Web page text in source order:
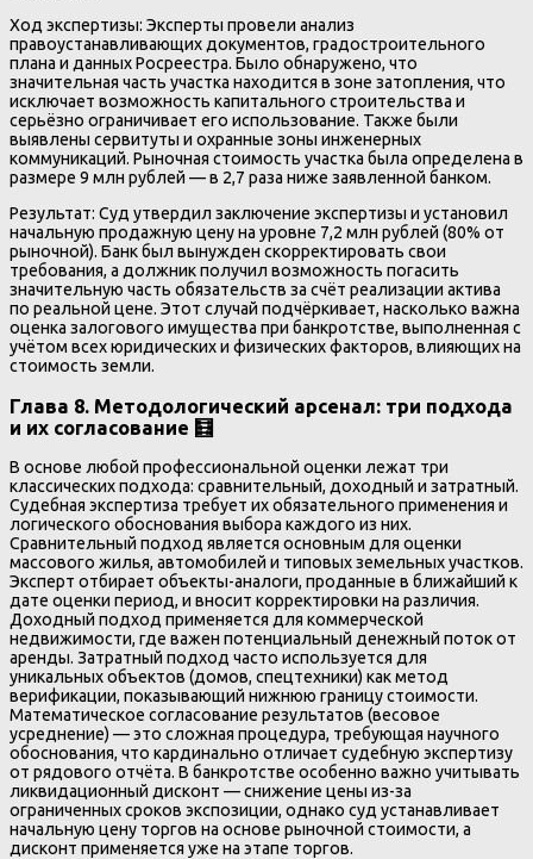
Ход экспертизы: Эксперты провели анализ
правоустанавливающих документов, градостроительного
плана и данных Росреестра. Было обнаружено, что
значительная часть участка находится в зоне затопления, что
исключает возможность капитального строительства и
серьёзно ограничивает его использование. Также были
выявлены сервитуты и охранные зоны инженерных
коммуникаций. Рыночная стоимость участка была определена в
размере 9 млн рублей — в 2,7 раза ниже заявленной банком.
Результат: Суд утвердил заключение экспертизы и установил
начальную продажную цену на уровне 7,2 млн рублей (80% от
рыночной). Банк был вынужден скорректировать свои
требования, а должник получил возможность погасить
значительную часть обязательств за счёт реализации актива
по реальной цене. Этот случай подчёркивает, насколько важна
оценка залогового имущества при банкротстве, выполненная с
учётом всех юридических и физических факторов, влияющих на
стоимость земли.
Глава 8. Методологический арсенал: три подхода
и их согласование 🧮
В основе любой профессиональной оценки лежат три
классических подхода: сравнительный, доходный и затратный.
Судебная экспертиза требует их обязательного применения и
логического обоснования выбора каждого из них.
Сравнительный подход является основным для оценки
массового жилья, автомобилей и типовых земельных участков.
Эксперт отбирает объекты-аналоги, проданные в ближайший к
дате оценки период, и вносит корректировки на различия.
Доходный подход применяется для коммерческой
недвижимости, где важен потенциальный денежный поток от
аренды. Затратный подход часто используется для
уникальных объектов (домов, спецтехники) как метод
верификации, показывающий нижнюю границу стоимости.
Математическое согласование результатов (весовое
усреднение) — это сложная процедура, требующая научного
обоснования, что кардинально отличает судебную экспертизу
от рядового отчёта. В банкротстве особенно важно учитывать
ликвидационный дисконт — снижение цены из-за
ограниченных сроков экспозиции, однако суд устанавливает
начальную цену торгов на основе рыночной стоимости, а
дисконт применяется уже на этапе торгов.